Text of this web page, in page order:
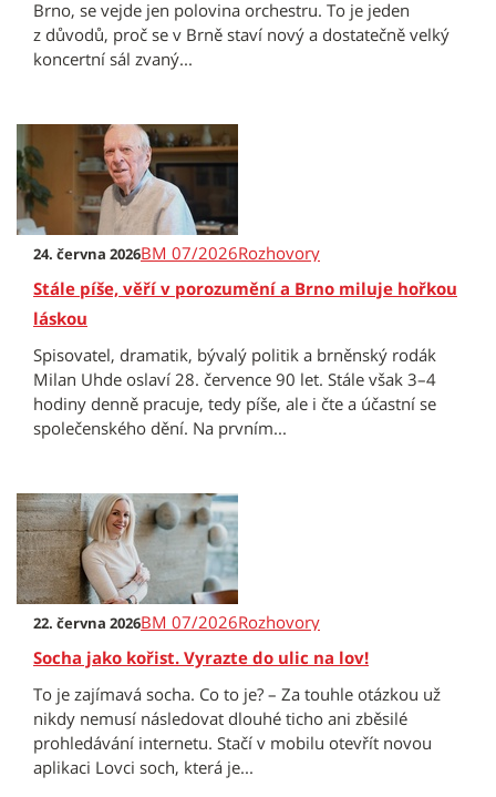
Brno, se vejde jen polovina orchestru. To je jeden
z důvodů, proč se v Brně staví nový a dostatečně velký
koncertní sál zvaný...
24. června 2026BM 07/2026Rozhovory
Stále píše, věří v porozumění a Brno miluje hořkou
láskou
Spisovatel, dramatik, bývalý politik a brněnský rodák
Milan Uhde oslaví 28. července 90 let. Stále však 3–4
hodiny denně pracuje, tedy píše, ale i čte a účastní se
společenského dění. Na prvním...
22. června 2026BM 07/2026Rozhovory
Socha jako kořist. Vyrazte do ulic na lov!
To je zajímavá socha. Co to je? – Za touhle otázkou už
nikdy nemusí následovat dlouhé ticho ani zběsilé
prohledávání internetu. Stačí v mobilu otevřít novou
aplikaci Lovci soch, která je...